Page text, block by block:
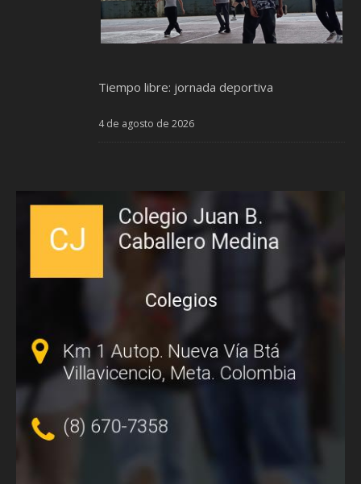
Tiempo libre: jornada deportiva
4 de agosto de 2026